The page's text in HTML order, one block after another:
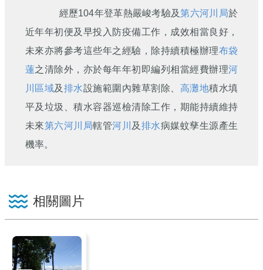
經歷104年登革熱嚴峻考驗及第六河川局於
近年年初便及早投入防疫備工作，成效相當良好，
未來亦將參考這些年之經驗，除持續積極辦理布袋
蓮之清除外，亦於每年年初即編列相當經費辦理河
川區域及 排水設施範圍內雜草割除、 高灘地積水填
平及垃圾、積水容器巡檢清除工作，期能持續維持
未來第六河川局轄管河川 及 排水病媒蚊孳生源產生
機率。
相關圖片